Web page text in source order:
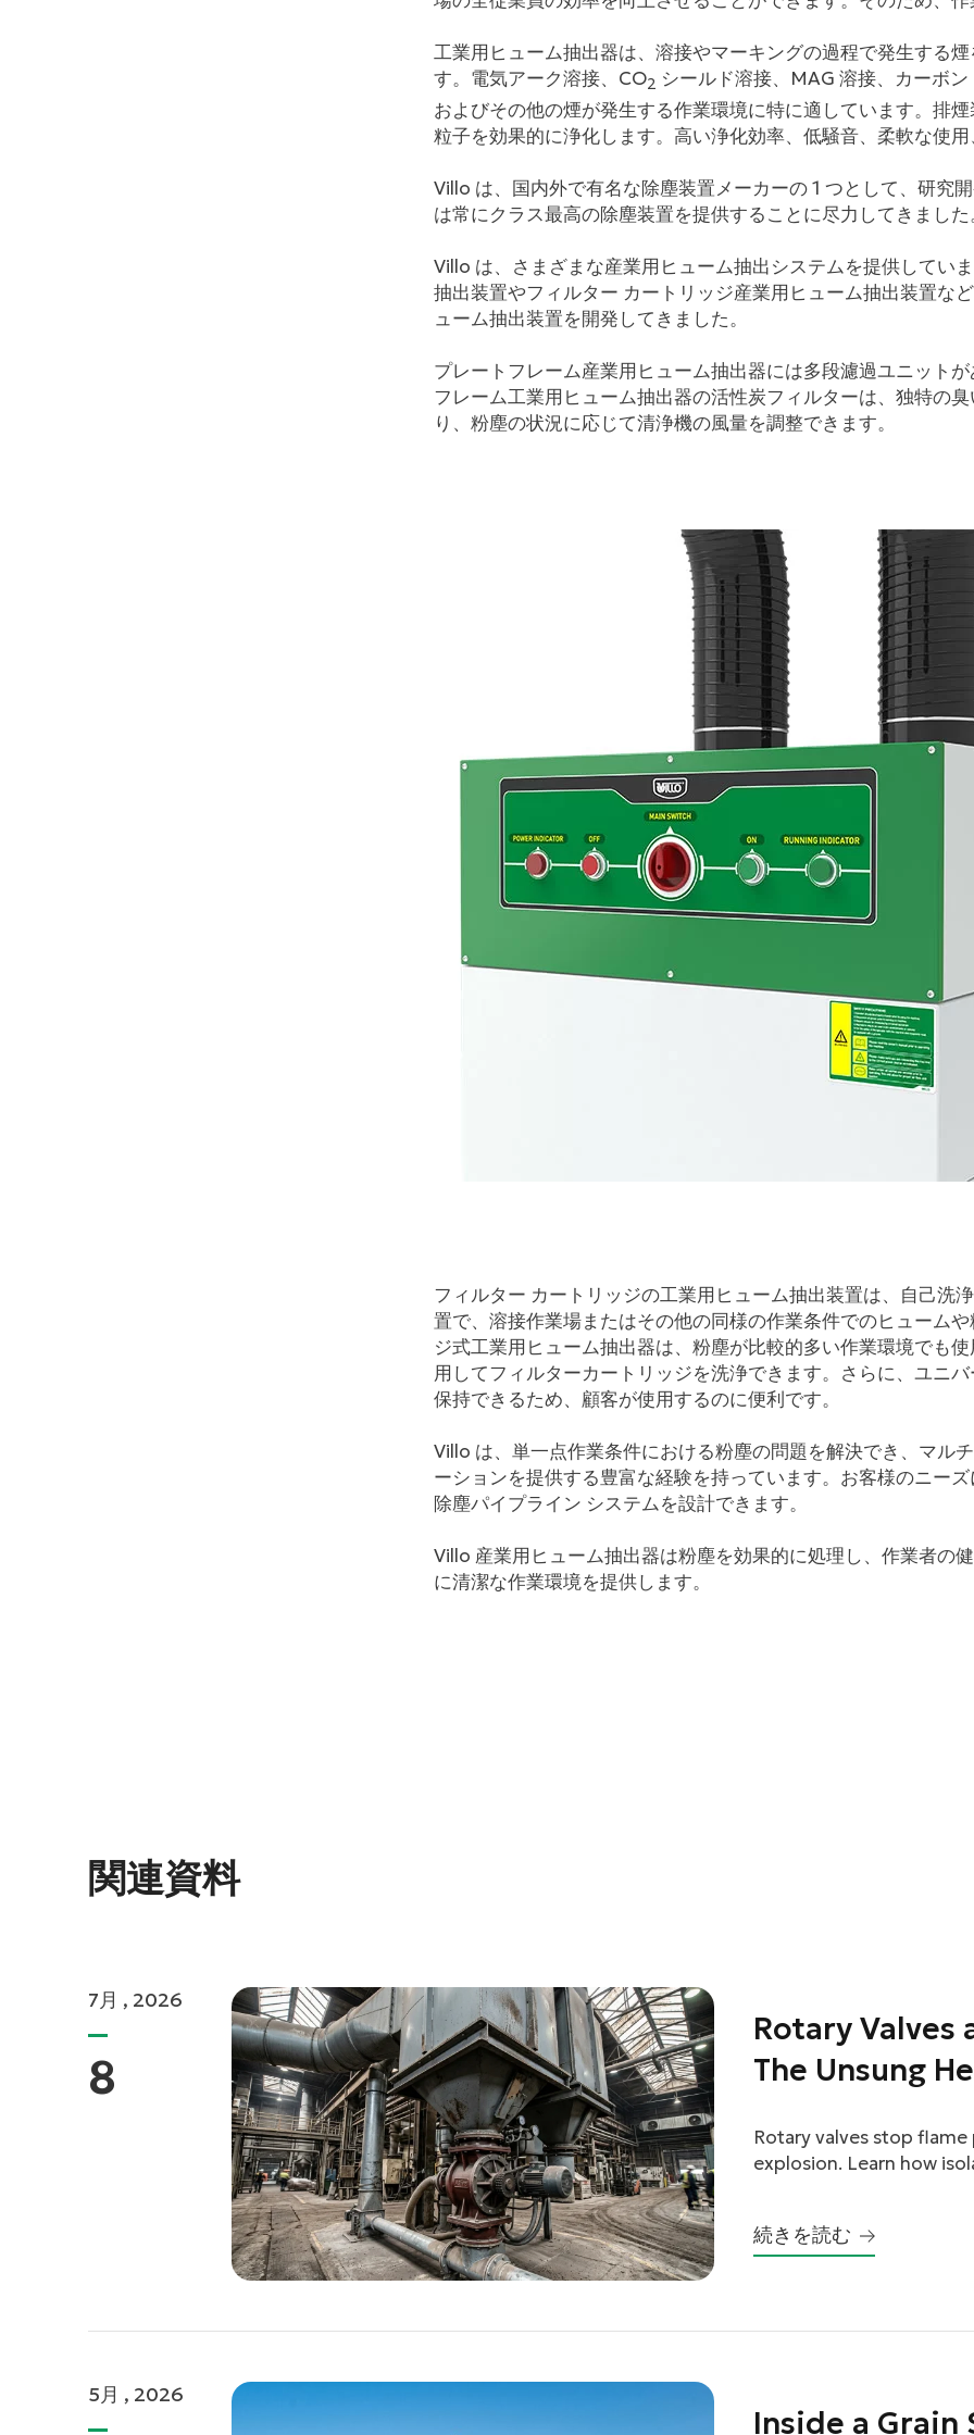
linkedin
twitter
工業用ヒューム抽出器は、溶接やマーキングの過程で発生する
す。電気アーク溶接、CO2 シールド溶接、MAG 溶接、カーボ
およびその他の煙が発生する作業環境に特に適しています。排
粒子を効果的に浄化します。高い浄化効率、低騒音、柔軟な使
Villo は、国内外で有名な除塵装置メーカーの 1 つとして、研究
は常にクラス最高の除塵装置を提供することに尽力してきました
Villo は、さまざまな産業用ヒューム抽出システムを提供してい
抽出装置やフィルター カートリッジ産業用ヒューム抽出装置な
ューム抽出装置を開発してきました。
プレートフレーム産業用ヒューム抽出器には多段濾過ユニット
フレーム工業用ヒューム抽出器の活性炭フィルターは、独特の
り、粉塵の状況に応じて清浄機の風量を調整できます。
フィルター カートリッジの工業用ヒューム抽出装置は、自己洗
置で、溶接作業場またはその他の同様の作業条件でのヒューム
ジ式工業用ヒューム抽出器は、粉塵が比較的多い作業環境でも
用してフィルターカートリッジを洗浄できます。さらに、ユニ
保持できるため、顧客が使用するのに便利です。
Villo は、単一点作業条件における粉塵の問題を解決でき、マル
ーションを提供する豊富な経験を持っています。お客様のニー
除塵パイプライン システムを設計できます。
Villo 産業用ヒューム抽出器は粉塵を効果的に処理し、作業者の
に清潔な作業環境を提供します。
関連資料
7月 , 2026
8
Rotary Valves
The Unsung
Rotary valves stop
explosion. Learn how
続きを読む
5月 , 2026
Inside a Grain